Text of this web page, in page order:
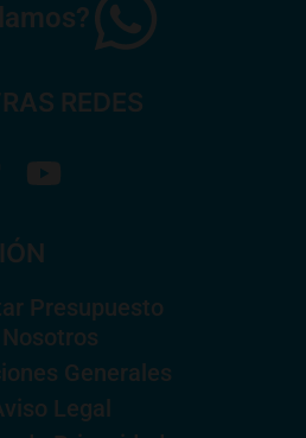
REDES
Presupuesto
Generales
Legal